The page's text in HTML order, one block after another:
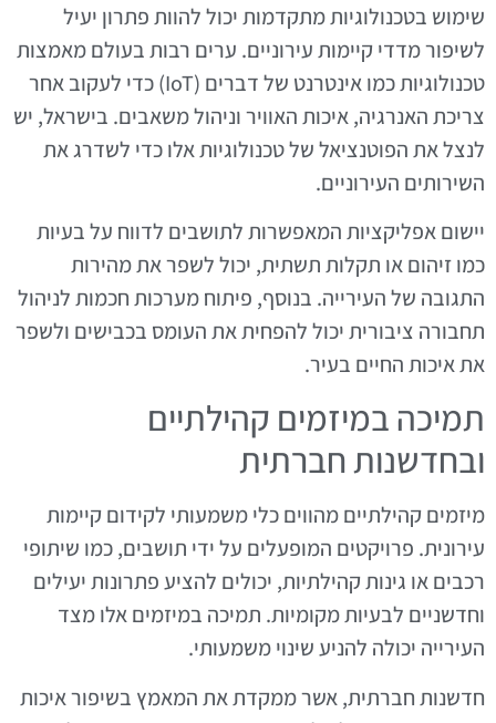
שימוש בטכנולוגיות מתקדמות יכול להוות פתרון יעיל
לשיפור מדדי קיימות עירוניים. ערים רבות בעולם מאמצות
טכנולוגיות כמו אינטרנט של דברים (IoT) כדי לעקוב אחר
צריכת האנרגיה, איכות האוויר וניהול משאבים. בישראל, יש
לנצל את הפוטנציאל של טכנולוגיות אלו כדי לשדרג את
השירותים העירוניים.
יישום אפליקציות המאפשרות לתושבים לדווח על בעיות
כמו זיהום או תקלות תשתית, יכול לשפר את מהירות
התגובה של העירייה. בנוסף, פיתוח מערכות חכמות לניהול
תחבורה ציבורית יכול להפחית את העומס בכבישים ולשפר
את איכות החיים בעיר.
תמיכה במיזמים קהילתיים
ובחדשנות חברתית
מיזמים קהילתיים מהווים כלי משמעותי לקידום קיימות
עירונית. פרויקטים המופעלים על ידי תושבים, כמו שיתופי
רכבים או גינות קהילתיות, יכולים להציע פתרונות יעילים
וחדשניים לבעיות מקומיות. תמיכה במיזמים אלו מצד
העירייה יכולה להניע שינוי משמעותי.
חדשנות חברתית, אשר ממקדת את המאמץ בשיפור איכות